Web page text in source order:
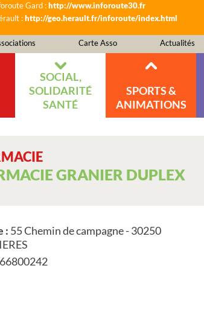
Gard :http://www.inforoute30.fr
:http://geo.herault.fr/inforoute/index.html
Carte Asso Actualités
SOCIAL,
SOLIDARITÉ
SANTÉ
SPORTS &
ANIMATIONS
GRANIER DUPLEX
: 55 Chemin de campagne - 30250